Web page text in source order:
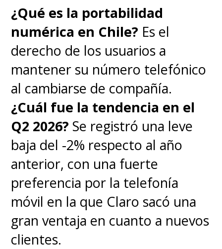
¿Qué es la portabilidad
numérica en Chile? Es el
derecho de los usuarios a
mantener su número telefónico
al cambiarse de compañía.
¿Cuál fue la tendencia en el
Q2 2026? Se registró una leve
baja del -2% respecto al año
anterior, con una fuerte
preferencia por la telefonía
móvil en la que Claro sacó una
gran ventaja en cuanto a nuevos
clientes.